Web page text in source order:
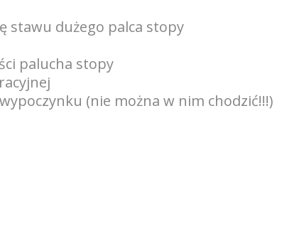
stawu dużego palca stopy
palucha stopy
(nie można w nim chodzić!!!)